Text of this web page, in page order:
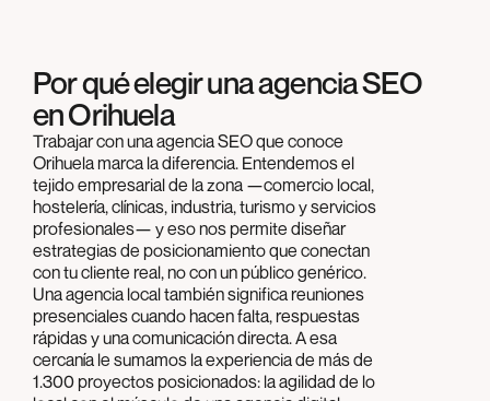
Por qué elegir una agencia SEO
en Orihuela
Trabajar con una agencia SEO que conoce
Orihuela marca la diferencia. Entendemos el
tejido empresarial de la zona —comercio local,
hostelería, clínicas, industria, turismo y servicios
profesionales— y eso nos permite diseñar
estrategias de posicionamiento que conectan
con tu cliente real, no con un público genérico.
Una agencia local también significa reuniones
presenciales cuando hacen falta, respuestas
rápidas y una comunicación directa. A esa
cercanía le sumamos la experiencia de más de
1.300 proyectos posicionados: la agilidad de lo